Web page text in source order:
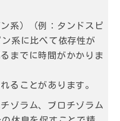
系）（例：タンドスピ
系に比べて依存性が
までに時間がかかりま
ることがあります。
ゾラム、ブロチゾラム